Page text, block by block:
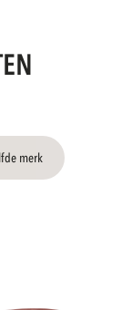
merk